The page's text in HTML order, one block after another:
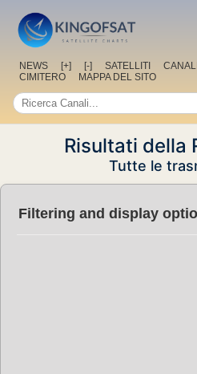
NEWS [+] [-] SATELLITI CANALI
CIMITERO
MAPPA DEL SITO
Risultati della
Tutte le
Filtering and display